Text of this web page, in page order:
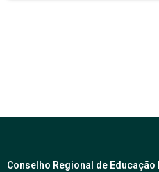
Conselho Regional de Educação